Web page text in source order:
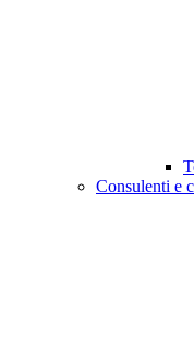
Consulenti e